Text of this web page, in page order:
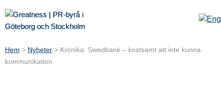
Hem > Nyheter > Krönika: Swedbank – kostsamt att inte kunna
kommunikation